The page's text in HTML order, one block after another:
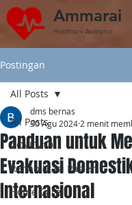
Ammarai
Healthcare Assistance
Postingan
All Posts
COVID-19
Rehabilitasi Pasien
Home Care
All Posts
Panduan untuk
Evakuasi
Internasional
dms bernas
30 Agu 2024 2 menit